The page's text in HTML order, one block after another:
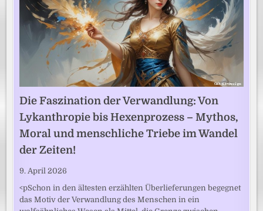
Die Faszination der Verwandlung: Von
Lykanthropie bis Hexenprozess – Mythos,
Moral und menschliche Triebe im Wandel
der Zeiten!
9. April 2026
<pSchon in den ältesten erzählten Überlieferungen begegnet
das Motiv der Verwandlung des Menschen in ein